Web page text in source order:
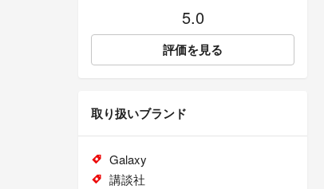
5.0
評価を見る
取り扱いブランド
Galaxy
講談社